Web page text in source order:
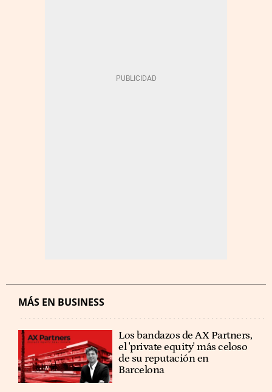
MÁS EN BUSINESS
Los bandazos de AX Partners,
el 'private equity' más celoso
de su reputación en
Barcelona